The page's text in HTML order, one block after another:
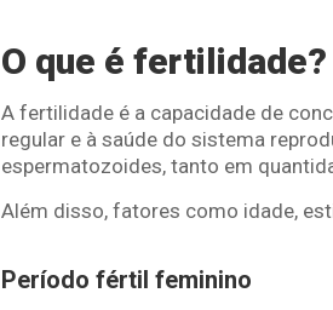
O que é fertilidade?
A fertilidade é a capacidade de
regular e à saúde do sistema
espermatozoides, tanto em
Além disso, fatores como idade,
Período fértil feminino